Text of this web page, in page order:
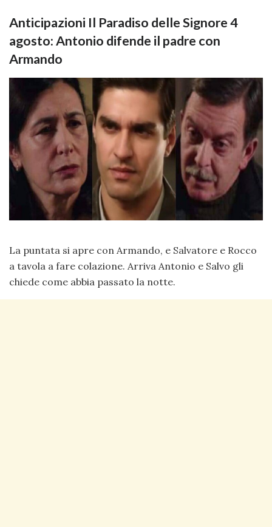
Anticipazioni Il Paradiso delle Signore 4
agosto: Antonio difende il padre con
Armando
La puntata si apre con Armando, e Salvatore e Rocco
a tavola a fare colazione. Arriva Antonio e Salvo gli
chiede come abbia passato la notte.